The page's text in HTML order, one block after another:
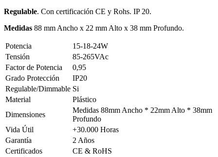
Regulable. Con certificación CE y Rohs. IP 20.
Medidas 88 mm Ancho x 22 mm Alto x 38 mm Profundo.
Potencia
15-18-24W
Tensión
85-265VAc
Factor de Potencia
0,95
Grado Protección
IP20
Regulable/Dimmable Si
Material
Plástico
Dimensiones
Medidas 88mm Ancho * 22mm Alto * 38mm
Profundo
Vida Útil
+30.000 Horas
Garantía
2 Años
Certificados
CE & RoHS